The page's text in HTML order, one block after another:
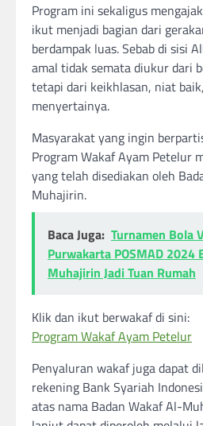
Program ini sekaligus
ikut menjadi bagian dari
berdampak luas. Sebab di sisi
amal tidak semata diukur dari
tetapi dari keikhlasan, niat
menyertainya.
Masyarakat yang ingin
Program Wakaf Ayam Petelur
yang telah disediakan oleh
Muhajirin.
Baca Juga: Turnamen Bola
Purwakarta POSMAD 2024
Muhajirin Jadi Tuan Rumah
Klik dan ikut berwakaf di sini:
Program Wakaf Ayam Petelur
Penyaluran wakaf juga dapat
rekening Bank Syariah
atas nama Badan Wakaf Al-